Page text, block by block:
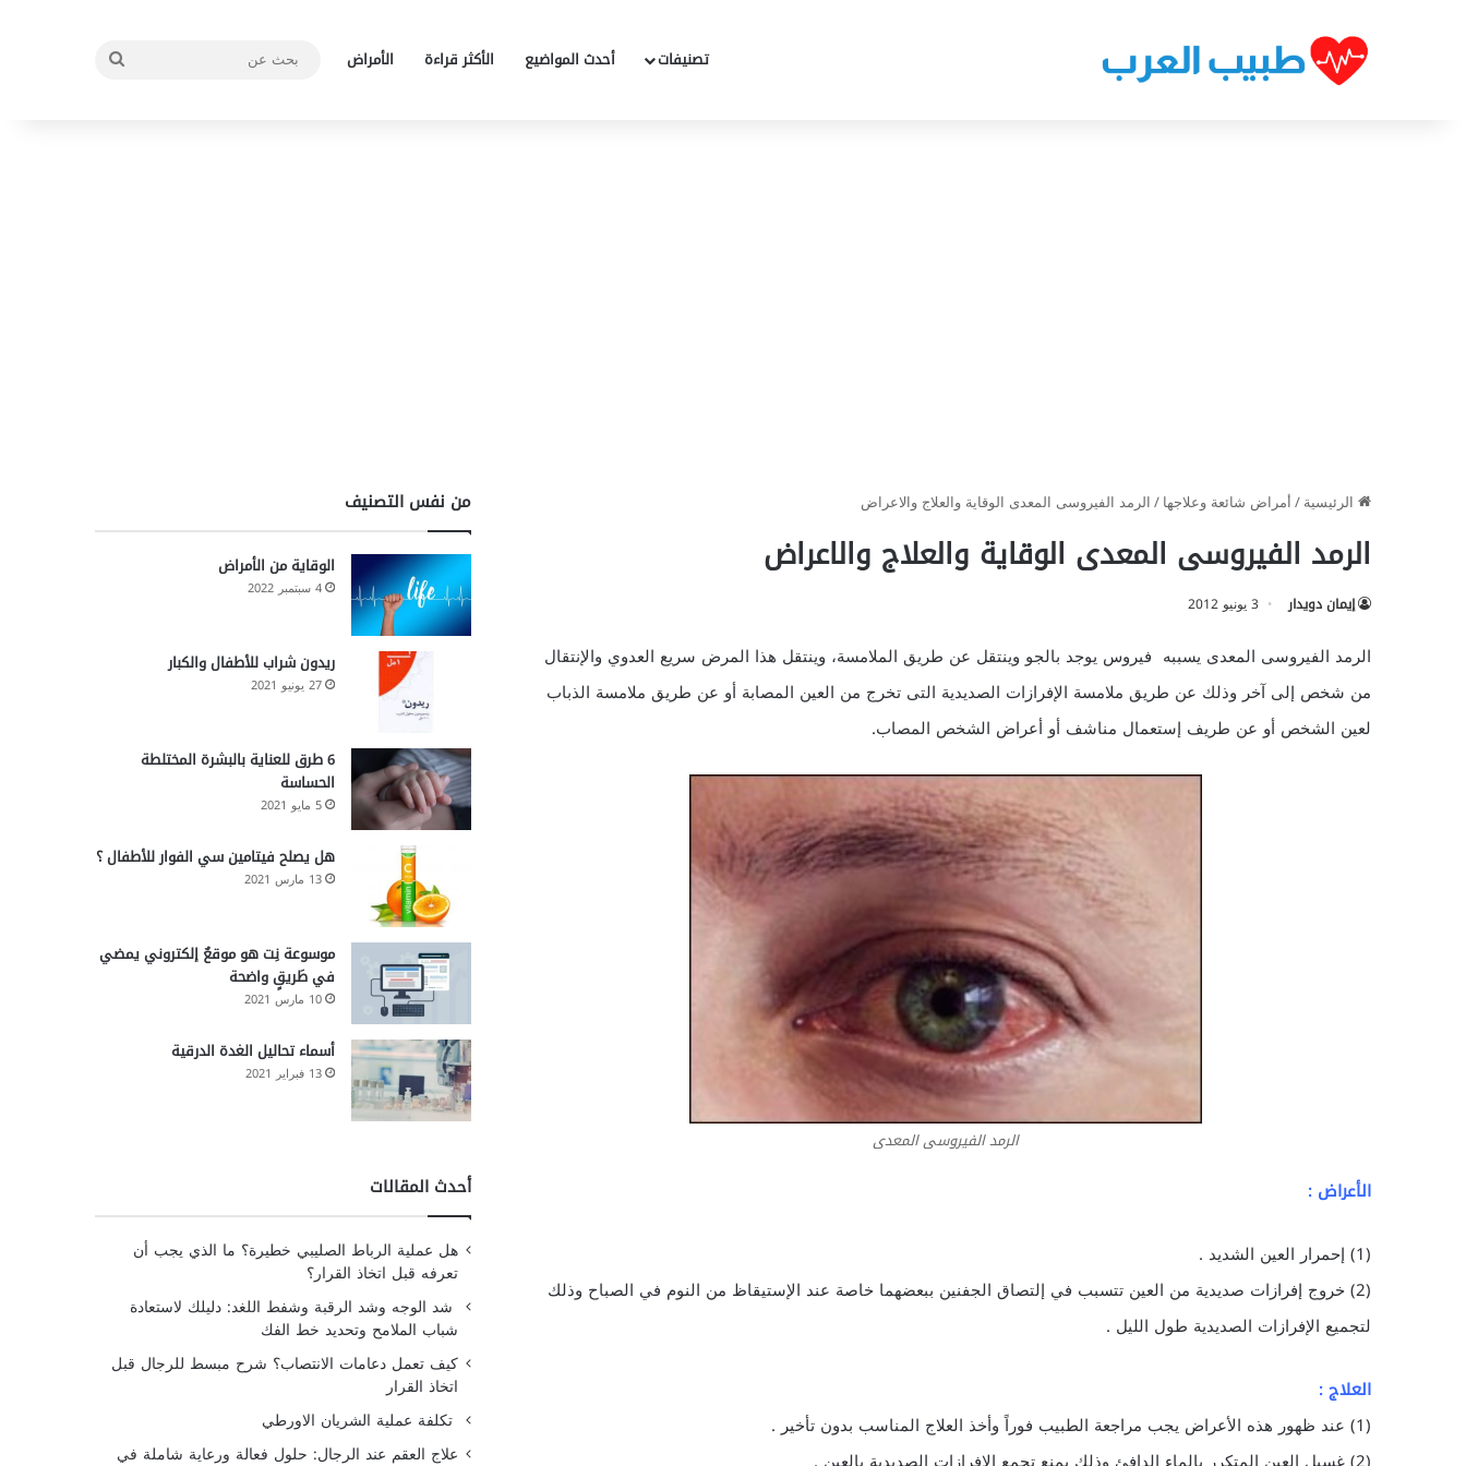
تصنيفات أحدث المواضيع الأكثر قراءة الأمراض
الرئيسية/أمراض شائعة وعلاجها/الرمد الفيروسى المعدى الوقاية والعلاج والاعراض
الرمد الفيروسى المعدى الوقاية والعلاج والاعراض
إيمان دويدار 3 يونيو 2012
الرمد الفيروسى المعدى يسببه فيروس يوجد بالجو وينتقل عن طريق الملامسة، وينتقل هذا المرض سريع العدوي والإنتقال
من شخص إلى آخر وذلك عن طريق ملامسة الإفرازات الصديدية التى تخرج من العين المصابة أو عن طريق ملامسة الذباب
لعين الشخص أو عن طريف إستعمال مناشف أو أعراض الشخص المصاب.
الرمد الفيروسى المعدى
الأعراض :
(1) إحمرار العين الشديد .
(2) خروج إفرازات صديدية من العين تتسبب في إلتصاق الجفنين ببعضهما خاصة عند الإستيقاظ من النوم في الصباح وذلك
لتجميع الإفرازات الصديدية طول الليل .
العلاج :
(1) عند ظهور هذه الأعراض يجب مراجعة الطبيب فوراً وأخذ العلاج المناسب بدون تأخير .
من نفس التصنيف
الوقاية من الأمراض
4 سبتمبر 2022
ريدون شراب للأطفال والكبار
27 يونيو 2021
6 طرق للعناية بالبشرة المختلطة
الحساسة
5 مايو 2021
هل يصلح فيتامين سي الفوار للأطفال ؟
13 مارس 2021
موسوعة نِت هو موقعٌ إلكتروني يمضي
في طَريقٍ واضحة
10 مارس 2021
أسماء تحاليل الغدة الدرقية
13 فبراير 2021
أحدث المقالات
هل عملية الرباط الصليبي خطيرة؟ ما الذي يجب أن
تعرفه قبل اتخاذ القرار؟
شد الوجه وشد الرقبة وشفط اللغد: دليلك لاستعادة
شباب الملامح وتحديد خط الفك
كيف تعمل دعامات الانتصاب؟ شرح مبسط للرجال قبل
اتخاذ القرار
تكلفة عملية الشريان الاورطي
علاج العقم عند الرجال: حلول فعالة ورعاية شاملة في